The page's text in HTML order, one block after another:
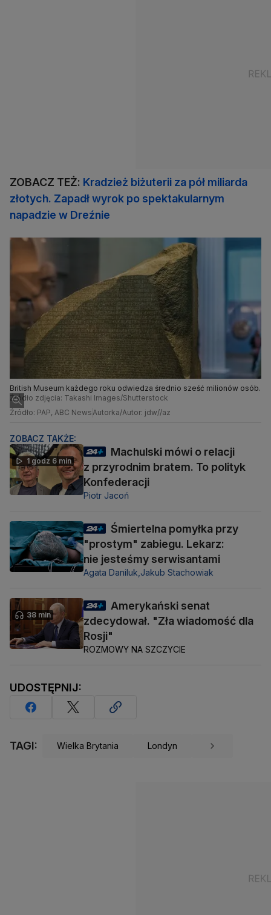
ZOBACZ TEŻ: Kradzież biżuterii za pół miliarda
złotych. Zapadł wyrok po spektakularnym
napadzie w Dreźnie
British Museum każdego roku odwiedza średnio sześć milionów osób.
Źródło zdjęcia: Takashi Images/Shutterstock
Źródło: PAP, ABC News Autorka/Autor: jdw//az
ZOBACZ TAKŻE:
1 godz 6 min
Machulski mówi o relacji
z przyrodnim bratem. To polityk
Konfederacji
Piotr Jacoń
Śmiertelna pomyłka przy
"prostym" zabiegu. Lekarz:
nie jesteśmy serwisantami
Agata Daniluk, Jakub Stachowiak
38 min
Amerykański senat
zdecydował. "Zła wiadomość dla
Rosji"
ROZMOWY NA SZCZYCIE
UDOSTĘPNIJ:
TAGI: Wielka Brytania Londyn